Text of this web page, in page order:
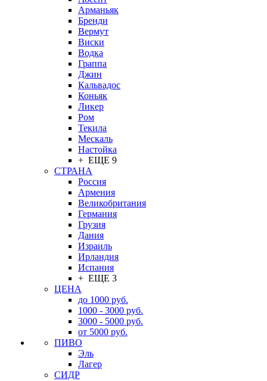
Арманьяк
Бренди
Вермут
Виски
Водка
Граппа
Джин
Кальвадос
Коньяк
Ликер
Ром
Текила
Мескаль
Настойка
+ ЕЩЕ 9
СТРАНА
Россия
Армения
Великобритания
Германия
Грузия
Дания
Израиль
Ирландия
Испания
+ ЕЩЕ 3
ЦЕНА
до 1000 руб.
1000 - 3000 руб.
3000 - 5000 руб.
от 5000 руб.
ПИВО
Эль
Лагер
СИДР